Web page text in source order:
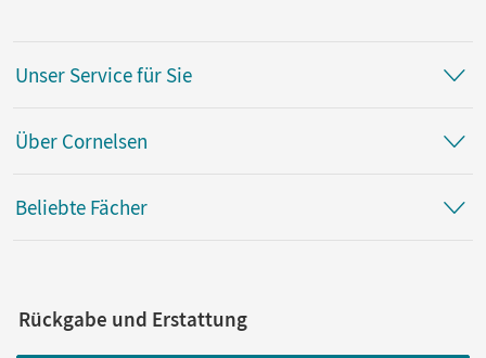
Unser Service für Sie
Über Cornelsen
Beliebte Fächer
Rückgabe und Erstattung